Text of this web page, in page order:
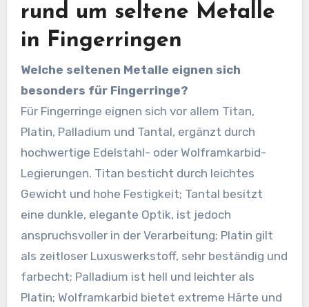
rund um seltene Metalle
in Fingerringen
Welche seltenen Metalle eignen sich
besonders für Fingerringe?
Für Fingerringe eignen sich vor allem Titan,
Platin, Palladium und Tantal, ergänzt durch
hochwertige Edelstahl- oder Wolframkarbid-
Legierungen. Titan besticht durch leichtes
Gewicht und hohe Festigkeit; Tantal besitzt
eine dunkle, elegante Optik, ist jedoch
anspruchsvoller in der Verarbeitung; Platin gilt
als zeitloser Luxuswerkstoff, sehr beständig und
farbecht; Palladium ist hell und leichter als
Platin; Wolframkarbid bietet extreme Härte und